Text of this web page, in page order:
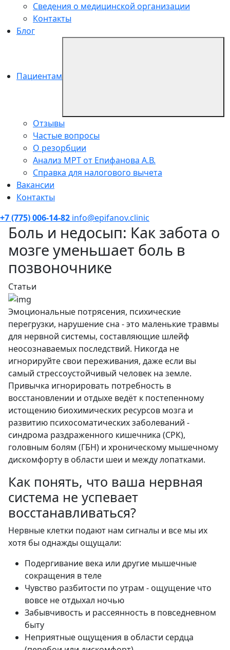
Сведения о медицинской организации
Контакты
Блог
Пациентам
Отзывы
Частые вопросы
О резорбции
Анализ МРТ от Епифанова А.В.
Справка для налогового вычета
Вакансии
Контакты
+7 (775) 006-14-82 info@epifanov.clinic
Боль и недосып: Как забота о
мозге уменьшает боль в
позвоночнике
Статьи
Эмоциональные потрясения, психические
перегрузки, нарушение сна - это маленькие травмы
для нервной системы, составляющие шлейф
неосознаваемых последствий. Никогда не
игнорируйте свои переживания, даже если вы
самый стрессоустойчивый человек на земле.
Привычка игнорировать потребность в
восстановлении и отдыхе ведёт к постепенному
истощению биохимических ресурсов мозга и
развитию психосоматических заболеваний -
синдрома раздраженного кишечника (СРК),
головным болям (ГБН) и хроническому мышечному
дискомфорту в области шеи и между лопатками.
Как понять, что ваша нервная
система не успевает
восстанавливаться?
Нервные клетки подают нам сигналы и все мы их
хотя бы однажды ощущали:
Подергивание века или другие мышечные
сокращения в теле
Чувство разбитости по утрам - ощущение что
вовсе не отдыхал ночью
Забывчивость и рассеянность в повседневном
быту
Неприятные ощущения в области сердца